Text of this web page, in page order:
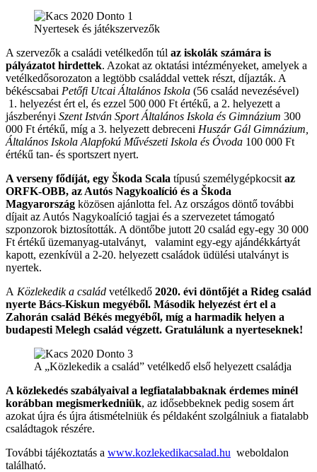
Nyertesek és játékszervezők
A szervezők a családi vetélkedőn túl az iskolák számára is
pályázatot hirdettek. Azokat az oktatási intézményeket, amelyek a
vetélkedősorozaton a legtöbb családdal vettek részt, díjazták. A
békéscsabai Petőfi Utcai Általános Iskola (56 család nevezésével)
1. helyezést ért el, és ezzel 500 000 Ft értékű, a 2. helyezett a
jászberényi Szent István Sport Általános Iskola és Gimnázium 300
000 Ft értékű, míg a 3. helyezett debreceni Huszár Gál Gimnázium,
Általános Iskola Alapfokú Művészeti Iskola és Óvoda 100 000 Ft
értékű tan- és sportszert nyert.
A verseny fődíját, egy Škoda Scala típusú személygépkocsit az
ORFK-OBB, az Autós Nagykoalíció és a Škoda
Magyarország közösen ajánlotta fel. Az országos döntő további
díjait az Autós Nagykoalíció tagjai és a szervezetet támogató
szponzorok biztosították. A döntőbe jutott 20 család egy-egy 30 000
Ft értékű üzemanyag-utalványt, valamint egy-egy ajándékkártyát
kapott, ezenkívül a 2-20. helyezett családok üdülési utalványt is
nyertek.
A Közlekedik a család vetélkedő 2020. évi döntőjét a Rideg család
nyerte Bács-Kiskun megyéből. Második helyezést ért el a
Zahorán család Békés megyéből, míg a harmadik helyen a
budapesti Melegh család végzett. Gratulálunk a nyerteseknek!
A „Közlekedik a család” vetélkedő első helyezett családja
A közlekedés szabályaival a legfiatalabbaknak érdemes minél
korábban megismerkedniük, az idősebbeknek pedig sosem árt
azokat újra és újra átismételniük és példaként szolgálniuk a fiatalabb
családtagok részére.
További tájékoztatás a www.kozlekedikacsalad.hu weboldalon
található.